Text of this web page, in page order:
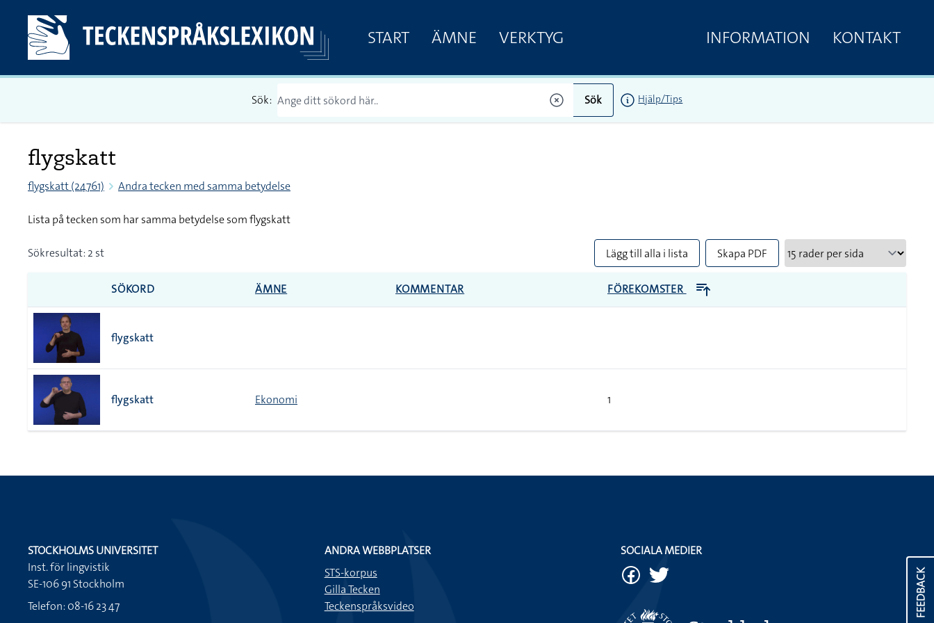
START ÄMNE VERKTYG INFORMATION KONTAKT
Sök: Sök Hjälp/Tips
flygskatt
flygskatt (24761) Andra tecken med samma betydelse
Lista på tecken som har samma betydelse som flygskatt
Sökresultat: 2 st Lägg till alla i lista Skapa PDF
SÖKORD ÄMNE KOMMENTAR FÖREKOMSTER
flygskatt
flygskatt Ekonomi 1
FEEDBACK
STOCKHOLMS UNIVERSITET
Inst. för lingvistik
SE-106 91 Stockholm
Telefon: 08-16 23 47
ANDRA WEBBPLATSER
STS-korpus
Gilla Tecken
Teckenspråksvideo
SOCIALA MEDIER